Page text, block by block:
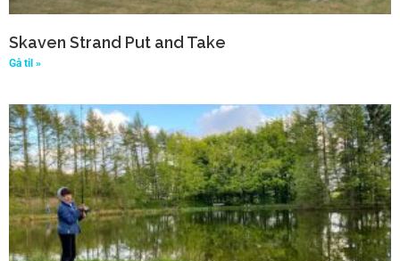
Skaven Strand Put and Take
Gå til »